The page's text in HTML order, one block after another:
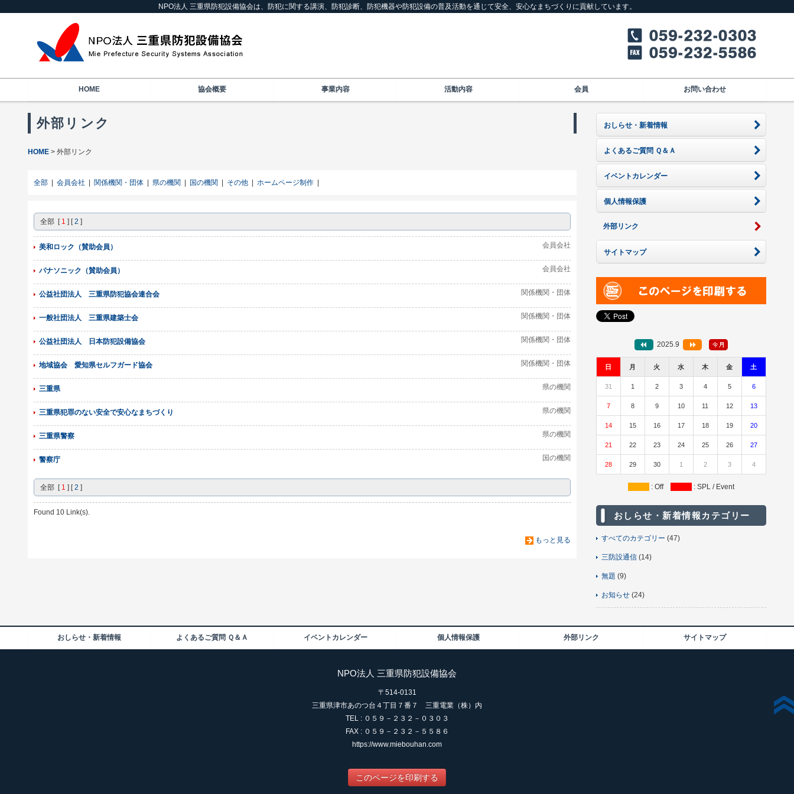
NPO法人 三重県防犯設備協会は、防犯に関する講演、防犯診断、防犯機器や防犯設備の普及活動を通じて安全、安心なまちづくりに貢献しています。
HOME 協会概要 事業内容 活動内容 会員 お問い合わせ
外部リンク
HOME 外部リンク
全部 会員会社 関係機関・団体 県の機関 国の機関 その他 ホームページ制作
全部 [ 1 ] [2 ]
美和ロック（賛助会員） 会員会社
パナソニック（賛助会員） 会員会社
公益社団法人 三重県防犯協会連合会 関係機関・団体
一般社団法人 三重県建築士会 関係機関・団体
公益社団法人 日本防犯設備協会 関係機関・団体
地域協会 愛知県セルフガード協会 関係機関・団体
三重県 県の機関
三重県犯罪のない安全で安心なまちづくり 県の機関
三重県警察 県の機関
警察庁 国の機関
全部 [ 1 ] [2 ]
Found 10 Link(s).
もっと見る
おしらせ・新着情報
よくあるご質問 Ｑ＆Ａ
イベントカレンダー
個人情報保護
外部リンク
サイトマップ
2025.9
日 月 火 水 木 金 土
31 1 2 3 4 5 6
7 8 9 10 11 12 13
14 15 16 17 18 19 20
21 22 23 24 25 26 27
28 29 30 1 2 3 4
: Off : SPL / Event
おしらせ・新着情報カテゴリー
すべてのカテゴリー (47)
三防設通信(14)
無題 (9)
お知らせ(24)
おしらせ・新着情報 よくあるご質問 Ｑ＆Ａ イベントカレンダー 個人情報保護 外部リンク サイトマップ
NPO法人 三重県防犯設備協会
〒514-0131
三重県津市あのつ台４丁目７番７ 三重電業（株）内
TEL : ０５９－２３２－０３０３
FAX : ０５９－２３２－５５８６
https://www.miebouhan.com
このページを印刷する